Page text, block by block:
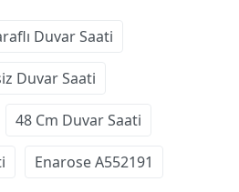
Duvar Saati
Duvar Saati
48 Cm Duvar Saati
Enarose A552191